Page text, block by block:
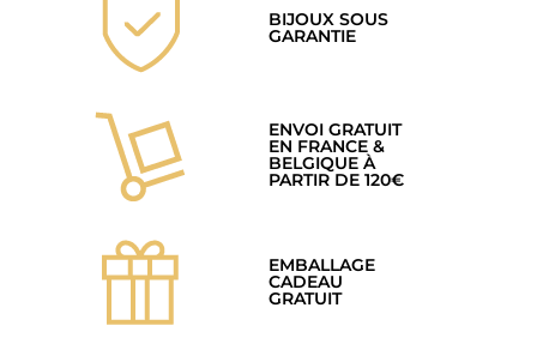
BIJOUX SOUS
GARANTIE
ENVOI GRATUIT
EN FRANCE &
BELGIQUE À
PARTIR DE 120€
EMBALLAGE
CADEAU
GRATUIT